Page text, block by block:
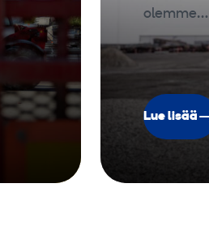
olemme…
Lue lisää